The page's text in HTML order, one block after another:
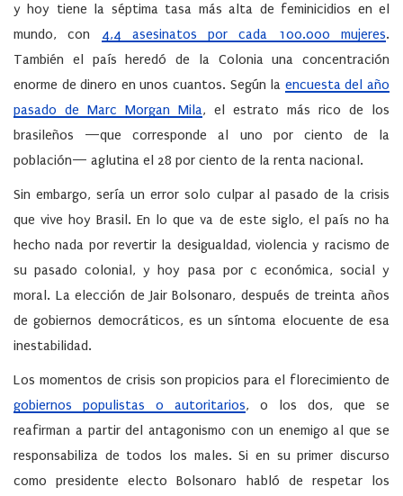
y hoy tiene la séptima tasa más alta de feminicidios en el
mundo, con 4,4 asesinatos por cada 100.000 mujeres.
También el país heredó de la Colonia una concentración
enorme de dinero en unos cuantos. Según la encuesta del año
pasado de Marc Morgan Mila, el estrato más rico de los
brasileños —que corresponde al uno por ciento de la
población— aglutina el 28 por ciento de la renta nacional.
Sin embargo, sería un error solo culpar al pasado de la crisis
que vive hoy Brasil. En lo que va de este siglo, el país no ha
hecho nada por revertir la desigualdad, violencia y racismo de
su pasado colonial, y hoy pasa por c económica, social y
moral. La elección de Jair Bolsonaro, después de treinta años
de gobiernos democráticos, es un síntoma elocuente de esa
inestabilidad.
Los momentos de crisis son propicios para el florecimiento de
gobiernos populistas o autoritarios, o los dos, que se
reafirman a partir del antagonismo con un enemigo al que se
responsabiliza de todos los males. Si en su primer discurso
como presidente electo Bolsonaro habló de respetar los